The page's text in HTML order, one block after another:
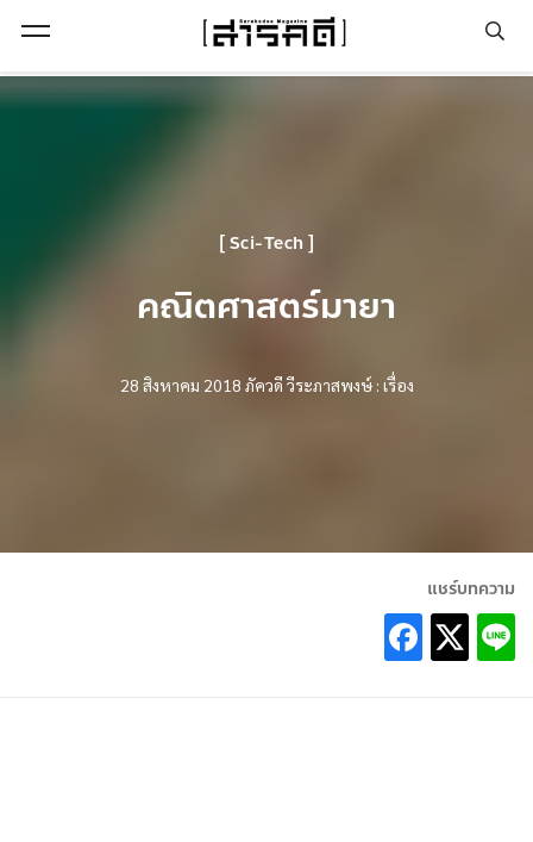
Sci-Tech
คณิตศาสตร์มายา
28 สิงหาคม 2018 ภัควดี วีระภาสพงษ์ : เรื่อง
แชร์บทความ